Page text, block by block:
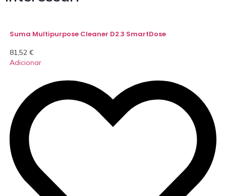
Suma Multipurpose Cleaner D2.3 SmartDose
81,52 €
Adicionar